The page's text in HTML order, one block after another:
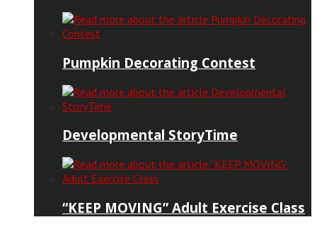
Pumpkin Decorating Contest
Developmental StoryTime
“KEEP MOVING” Adult Exercise Class